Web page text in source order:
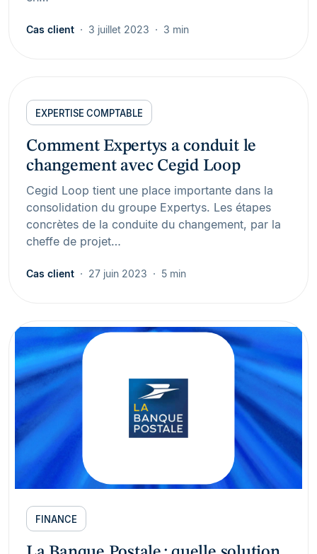
Cas client 3 juillet 2023 3 min
EXPERTISE COMPTABLE
Comment Expertys a conduit le
changement avec Cegid Loop
Cegid Loop tient une place importante dans la
consolidation du groupe Expertys. Les étapes
concrètes de la conduite du changement, par la
cheffe de projet…
Cas client 27 juin 2023 5 min
FINANCE